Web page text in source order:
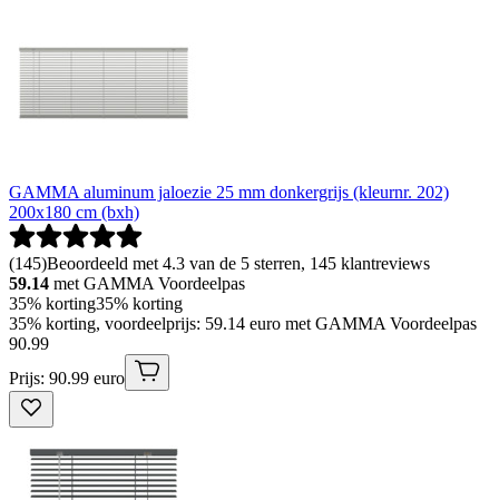
GAMMA aluminum jaloezie 25 mm donkergrijs (kleurnr. 202)
200x180 cm (bxh)
(145)Beoordeeld met 4.3 van de 5 sterren, 145 klantreviews
59.14 met GAMMA Voordeelpas
35% korting35% korting
35% korting, voordeelprijs: 59.14 euro met GAMMA Voordeelpas
90.99
Prijs: 90.99 euro